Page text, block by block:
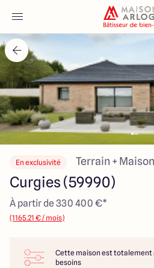
Accueil
Nos maisons
Nos annonces
Votre projet
Qui sommes-nous
Maisons ARLOGIS Nord
En exclusivité Terrain +
Curgies (59990)
À partir de 330 400 €*
(1165.21 € / mois)
Cette maison est totalement
besoins